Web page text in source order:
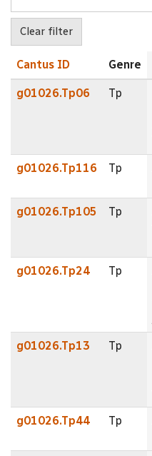
Cantus ID Genre
g01026.Tp06 Tp
g01026.Tp116 Tp
g01026.Tp105 Tp
g01026.Tp24 Tp
g01026.Tp13 Tp
g01026.Tp44 Tp